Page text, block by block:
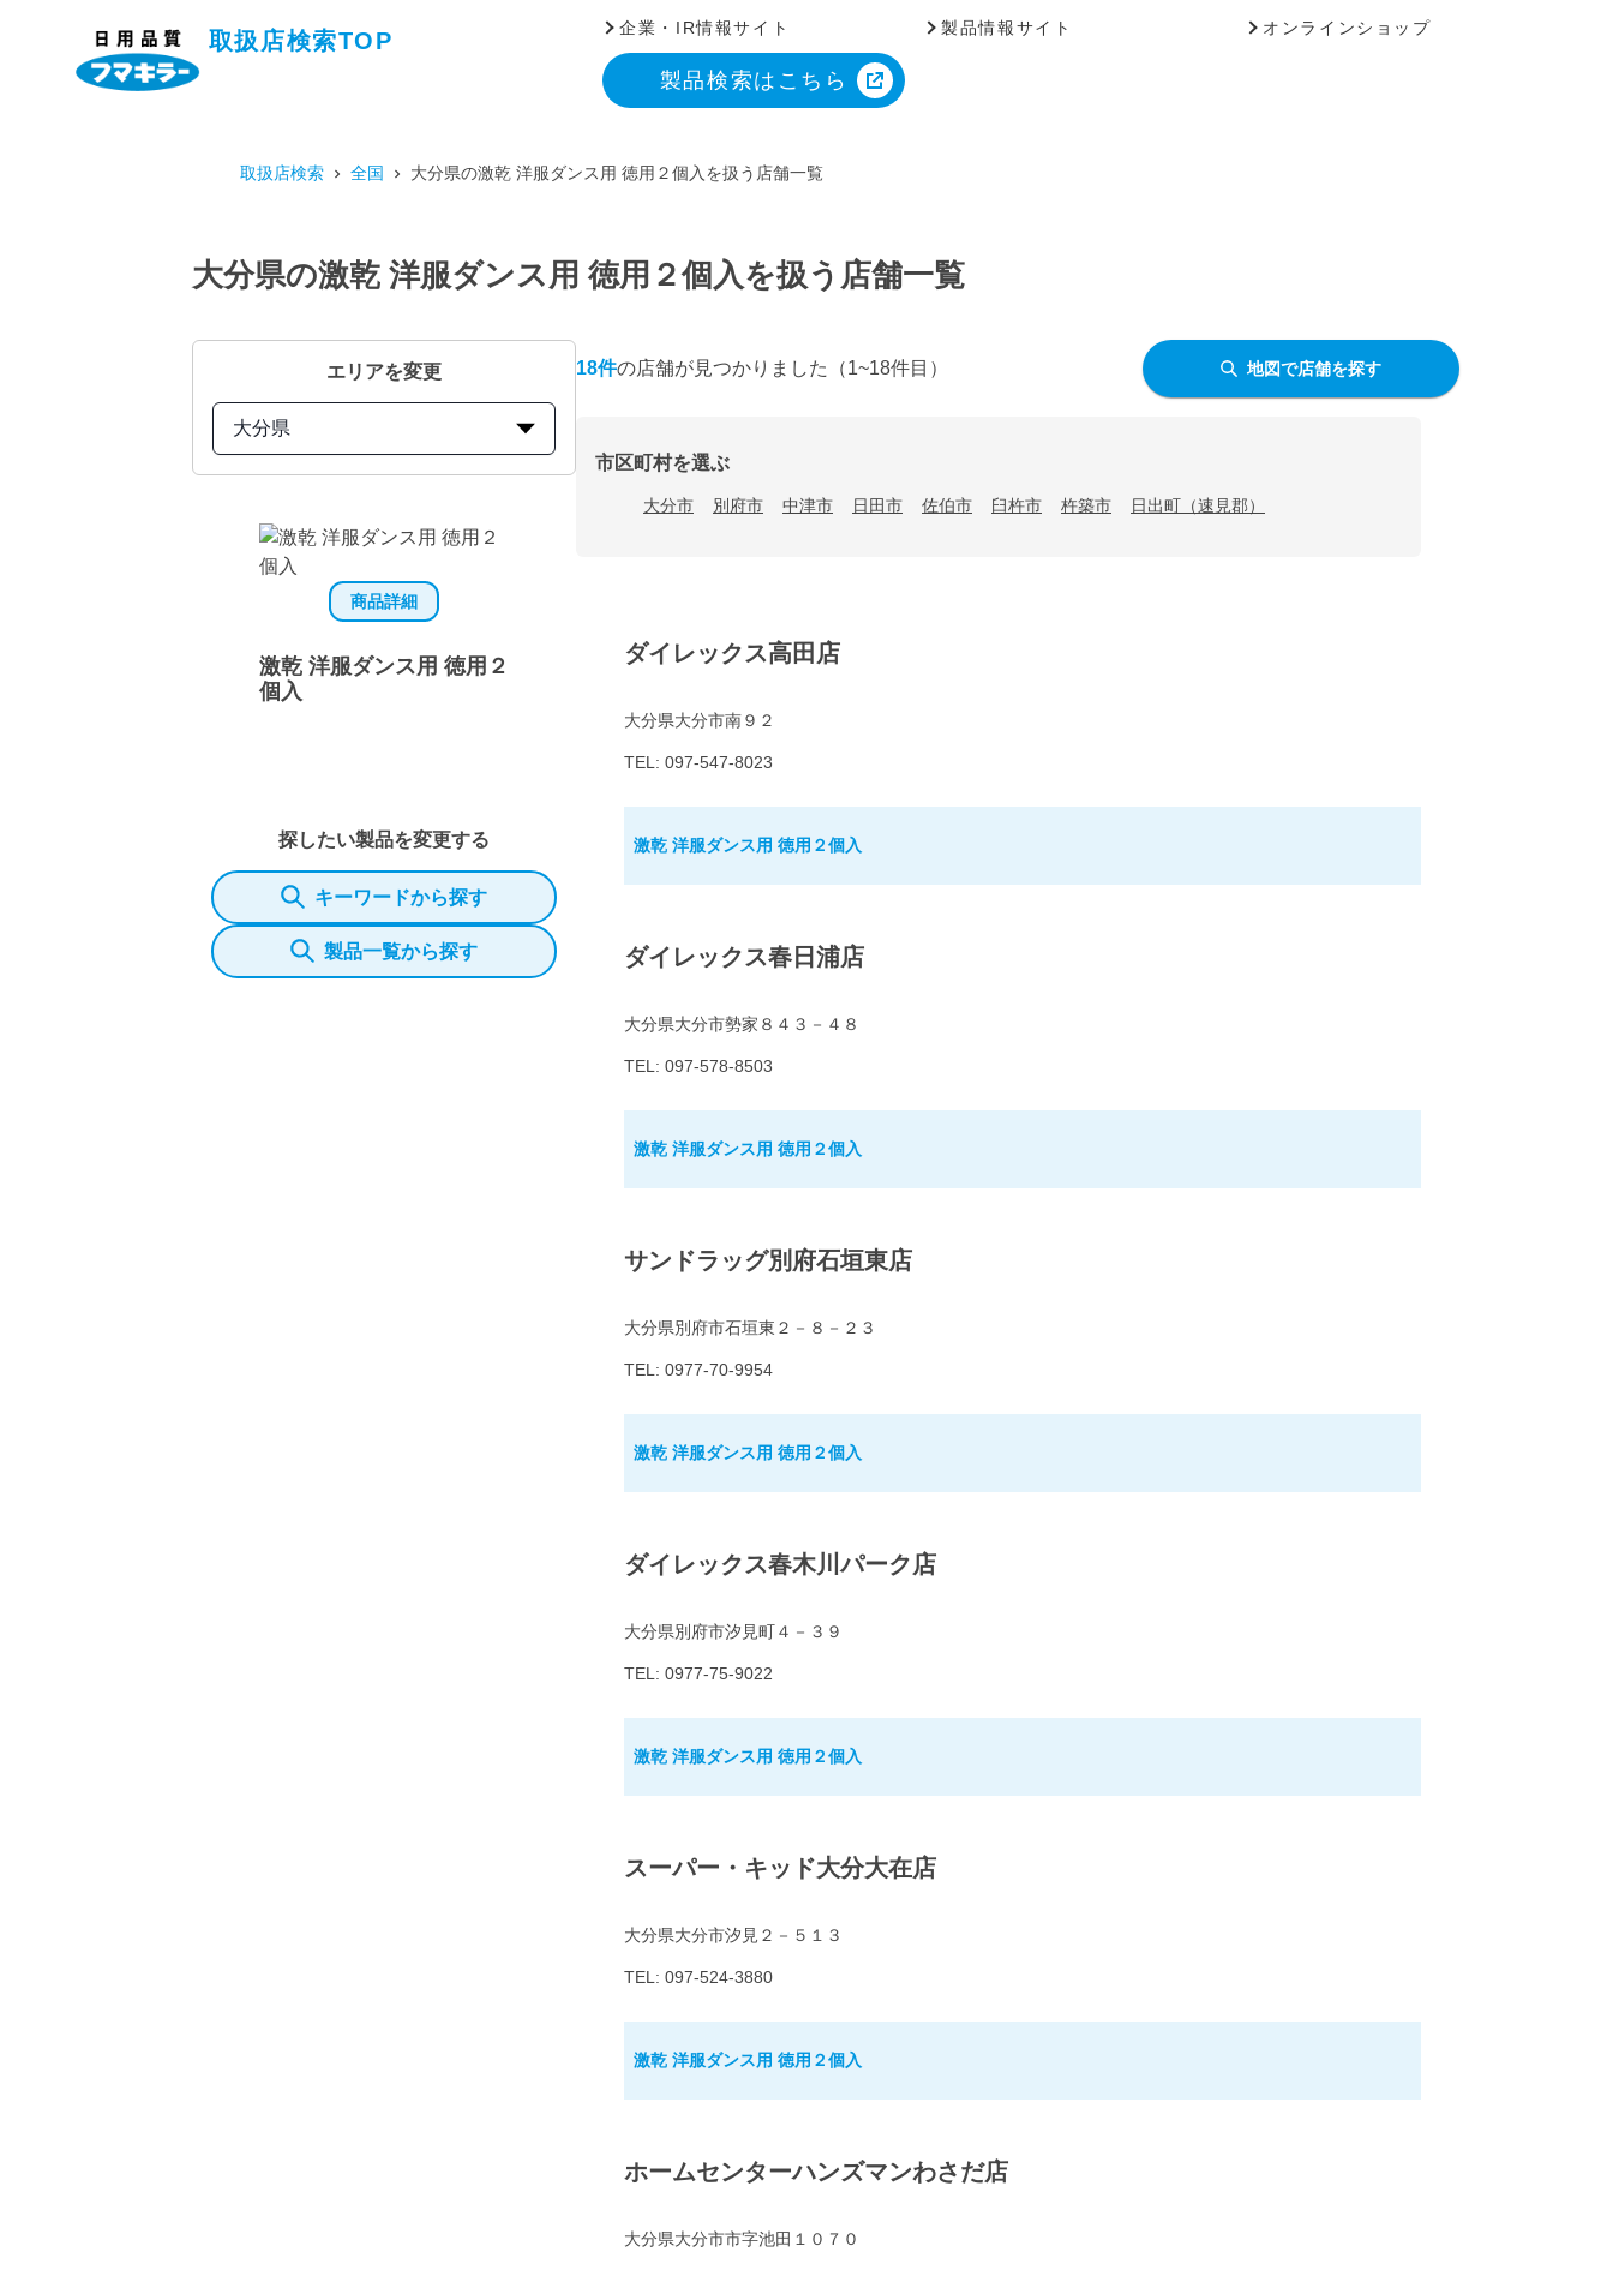
取扱店検索TOP
企業・IR情報サイト 製品情報サイト オンラインショップ
製品検索はこちら
取扱店検索 全国 大分県の激乾 洋服ダンス用 徳用２個入を扱う店舗一覧
大分県の激乾 洋服ダンス用 徳用２個入を扱う店舗一覧
エリアを変更
大分県
商品詳細
激乾 洋服ダンス用 徳用２
個入
探したい製品を変更する
キーワードから探す
製品一覧から探す
18件の店舗が見つかりました （1~18件目） 地図で店舗を探す
市区町村を選ぶ
大分市 別府市 中津市 日田市 佐伯市 臼杵市 杵築市 日出町（速見郡）
ダイレックス高田店
大分県大分市南９２
TEL: 097-547-8023
激乾 洋服ダンス用 徳用２個入
ダイレックス春日浦店
大分県大分市勢家８４３－４８
TEL: 097-578-8503
激乾 洋服ダンス用 徳用２個入
サンドラッグ別府石垣東店
大分県別府市石垣東２－８－２３
TEL: 0977-70-9954
激乾 洋服ダンス用 徳用２個入
ダイレックス春木川パーク店
大分県別府市汐見町４－３９
TEL: 0977-75-9022
激乾 洋服ダンス用 徳用２個入
スーパー・キッド大分大在店
大分県大分市汐見２－５１３
TEL: 097-524-3880
激乾 洋服ダンス用 徳用２個入
ホームセンターハンズマンわさだ店
大分県大分市市字池田１０７０